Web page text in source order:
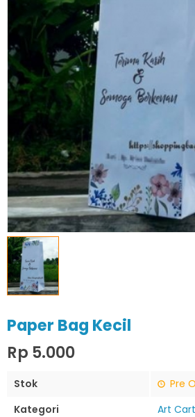
Paper Bag Kecil
Rp 5.000
Stok
Pre
Kategori
Art